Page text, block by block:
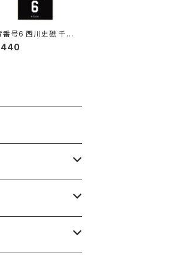
番号6 西川史礁 千葉
ッテマリーンズ 選手
テッカー（ブラックB)